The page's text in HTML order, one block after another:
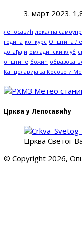
3. март 2023.
лепосавић локална
година конкурс Општина
догађаји омладински клуб
општине божић
Канцеларија за Косово и
Црква у Лепосавићу
Црква Светог
© Copyright 2026,